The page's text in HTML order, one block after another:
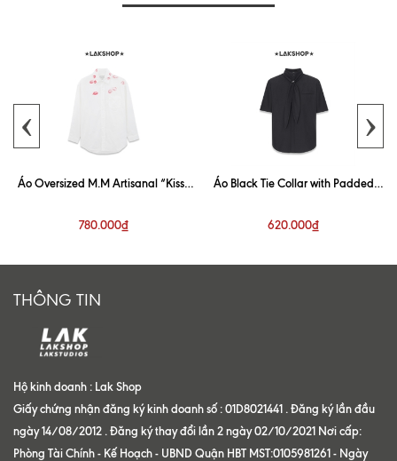
Áo Oversized M.M Artisanal “Kiss”
780.000₫
Áo Black Tie Collar with Padded
620.000₫
‹ ›
THÔNG TIN
Hộ kinh doanh : Lak Shop
Giấy chứng nhận đăng ký kinh doanh số : 01D8021441 . Đăng ký lần đầu
ngày 14/08/2012 . Đăng ký thay đổi lần 2 ngày 02/10/2021 Nơi cấp:
Phòng Tài Chính - Kế Hoạch - UBND Quận HBT MST:0105981261 - Ngày